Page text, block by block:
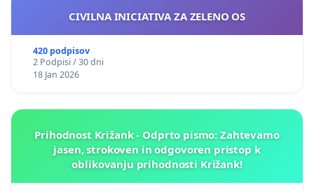
CIVILNA INICIATIVA ZA ZELENO OS
420 podpisov
2 Podpisi / 30 dni
18 Jan 2026
Prihodnost Križank - Odprto pismo: Zahtevamo
jasen, strokoven in odgovoren pristop k
oblikovanju prihodnosti Križank!